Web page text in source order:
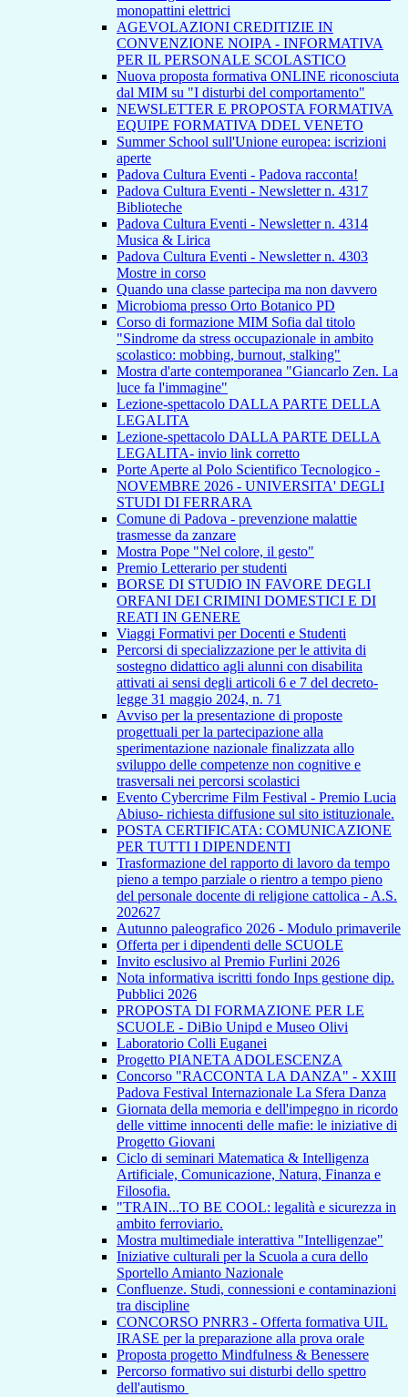
monopattini elettrici
AGEVOLAZIONI CREDITIZIE IN
CONVENZIONE NOIPA - INFORMATIVA
PER IL PERSONALE SCOLASTICO
Nuova proposta formativa ONLINE riconosciuta
dal MIM su "I disturbi del comportamento"
NEWSLETTER E PROPOSTA FORMATIVA
EQUIPE FORMATIVA DDEL VENETO
Summer School sull'Unione europea: iscrizioni
aperte
Padova Cultura Eventi - Padova racconta!
Padova Cultura Eventi - Newsletter n. 4317
Biblioteche
Padova Cultura Eventi - Newsletter n. 4314
Musica & Lirica
Padova Cultura Eventi - Newsletter n. 4303
Mostre in corso
Quando una classe partecipa ma non davvero
Microbioma presso Orto Botanico PD
Corso di formazione MIM Sofia dal titolo
"Sindrome da stress occupazionale in ambito
scolastico: mobbing, burnout, stalking"
Mostra d'arte contemporanea "Giancarlo Zen. La
luce fa l'immagine"
Lezione-spettacolo DALLA PARTE DELLA
LEGALITA
Lezione-spettacolo DALLA PARTE DELLA
LEGALITA- invio link corretto
Porte Aperte al Polo Scientifico Tecnologico -
NOVEMBRE 2026 - UNIVERSITA' DEGLI
STUDI DI FERRARA
Comune di Padova - prevenzione malattie
trasmesse da zanzare
Mostra Pope "Nel colore, il gesto"
Premio Letterario per studenti
BORSE DI STUDIO IN FAVORE DEGLI
ORFANI DEI CRIMINI DOMESTICI E DI
REATI IN GENERE
Viaggi Formativi per Docenti e Studenti
Percorsi di specializzazione per le attivita di
sostegno didattico agli alunni con disabilita
attivati ai sensi degli articoli 6 e 7 del decreto-
legge 31 maggio 2024, n. 71
Avviso per la presentazione di proposte
progettuali per la partecipazione alla
sperimentazione nazionale finalizzata allo
sviluppo delle competenze non cognitive e
trasversali nei percorsi scolastici
Evento Cybercrime Film Festival - Premio Lucia
Abiuso- richiesta diffusione sul sito istituzionale.
POSTA CERTIFICATA: COMUNICAZIONE
PER TUTTI I DIPENDENTI
Trasformazione del rapporto di lavoro da tempo
pieno a tempo parziale o rientro a tempo pieno
del personale docente di religione cattolica - A.S.
202627
Autunno paleografico 2026 - Modulo primaverile
Offerta per i dipendenti delle SCUOLE
Invito esclusivo al Premio Furlini 2026
Nota informativa iscritti fondo Inps gestione dip.
Pubblici 2026
PROPOSTA DI FORMAZIONE PER LE
SCUOLE - DiBio Unipd e Museo Olivi
Laboratorio Colli Euganei
Progetto PIANETA ADOLESCENZA
Concorso "RACCONTA LA DANZA" - XXIII
Padova Festival Internazionale La Sfera Danza
Giornata della memoria e dell'impegno in ricordo
delle vittime innocenti delle mafie: le iniziative di
Progetto Giovani
Ciclo di seminari Matematica & Intelligenza
Artificiale, Comunicazione, Natura, Finanza e
Filosofia.
"TRAIN...TO BE COOL: legalità e sicurezza in
ambito ferroviario.
Mostra multimediale interattiva "Intelligenzae"
Iniziative culturali per la Scuola a cura dello
Sportello Amianto Nazionale
Confluenze. Studi, connessioni e contaminazioni
tra discipline
CONCORSO PNRR3 - Offerta formativa UIL
IRASE per la preparazione alla prova orale
Proposta progetto Mindfulness & Benessere
Percorso formativo sui disturbi dello spettro
dell'autismo